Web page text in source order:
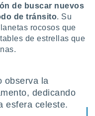
de buscar nuevos
de tránsito. Su
rocosos que
de estrellas que
observa la
dedicando
esfera celeste.